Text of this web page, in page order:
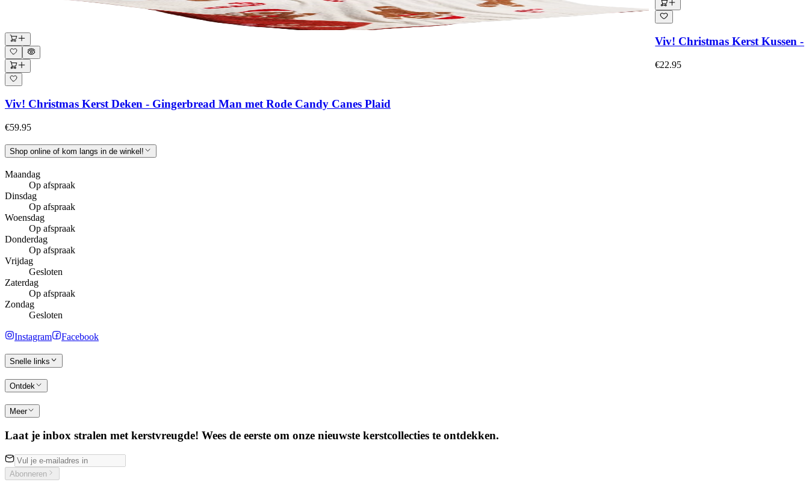
Viv! Christmas Kerst Deken - Gingerbread Man met Rode Candy Canes Plaid
€59.95
Viv! Christmas Kerst Kussen
€22.95
Shop online of kom langs in de winkel!
Maandag
Op afspraak
Dinsdag
Op afspraak
Woensdag
Op afspraak
Donderdag
Op afspraak
Vrijdag
Gesloten
Zaterdag
Op afspraak
Zondag
Gesloten
Instagram Facebook
Snelle links
Ontdek
Meer
Laat je inbox stralen met kerstvreugde! Wees de eerste om onze nieuwste kerstcollecties te ontdekken.
Abonneren